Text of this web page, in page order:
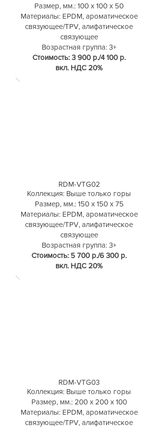
Размер, мм.: 100 х 100 х 50
Материалы: EPDM, ароматическое
связующее/TPV, алифатическое
связующее
Возрастная группа: 3+
Стоимость: 3 900 р./4 100 р.
вкл. НДС 20%
RDM-VTG02
Коллекция: Выше только горы
Размер, мм.: 150 х 150 х 75
Материалы: EPDM, ароматическое
связующее/TPV, алифатическое
связующее
Возрастная группа: 3+
Стоимость: 5 700 р./6 300 р.
вкл. НДС 20%
RDM-VTG03
Коллекция: Выше только горы
Размер, мм.: 200 х 200 х 100
Материалы: EPDM, ароматическое
связующее/TPV, алифатическое